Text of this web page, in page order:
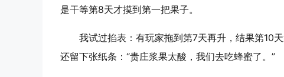
是干等第8天才摸到第一把果子。
我试过掐表：有玩家拖到第7天再升，结果第10
还留下张纸条：“贵庄浆果太酸，我们去吃蜂蜜了。”